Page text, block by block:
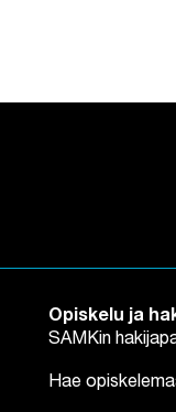
Opiskelu ja
SAMKin
Hae